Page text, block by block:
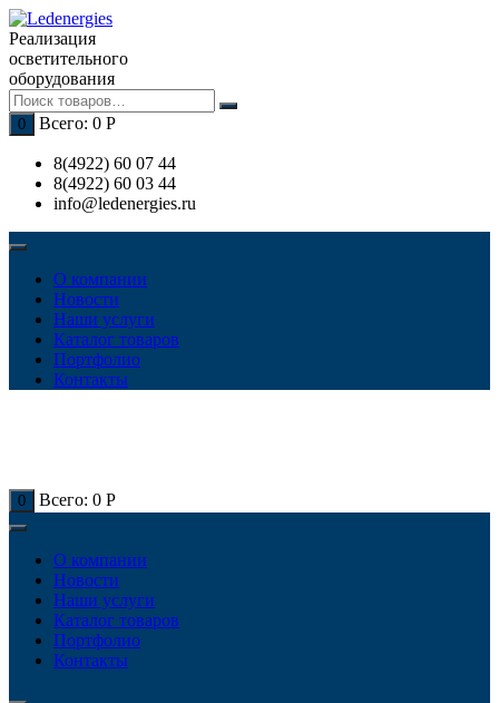
Перейти
к
содержимому
Реализация
осветительного
оборудования
0 Всего: 0 Р
8(4922) 60 07 44
8(4922) 60 03 44
info@ledenergies.ru
О компании
Новости
Наши услуги
Каталог товаров
Портфолио
Контакты
0 Всего: 0 Р
О компании
Новости
Наши услуги
Каталог товаров
Портфолио
Контакты